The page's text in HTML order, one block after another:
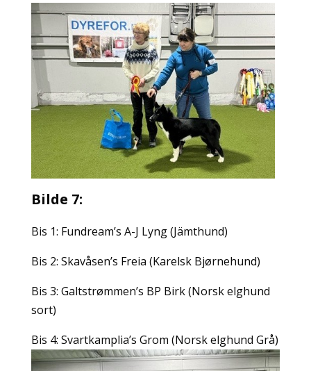
Bilde 7:
Bis 1: Fundream’s A-J Lyng (Jämthund)
Bis 2: Skavåsen’s Freia (Karelsk Bjørnehund)
Bis 3: Galtstrømmen’s BP Birk (Norsk elghund
sort)
Bis 4: Svartkamplia’s Grom (Norsk elghund Grå)